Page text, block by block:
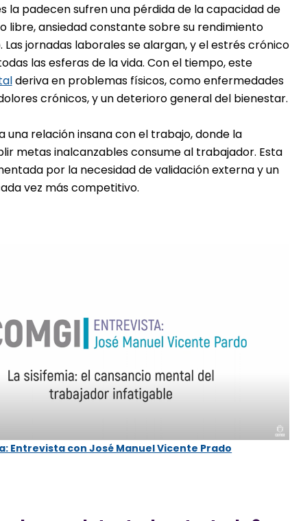
la padecen sufren una pérdida de la capacidad de
libre, ansiedad constante sobre su rendimiento
Las jornadas laborales se alargan, y el estrés crónico
las esferas de la vida. Con el tiempo, este
deriva en problemas físicos, como enfermedades
crónicos, y un deterioro general del bienestar.
una relación insana con el trabajo, donde la
metas inalcanzables consume al trabajador. Esta
por la necesidad de validación externa y un
vez más competitivo.
Entrevista con José Manuel Vicente Prado